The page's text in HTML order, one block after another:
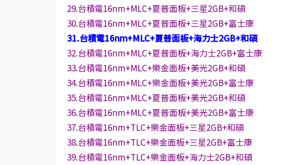
29.台積電16nm+MLC+夏普面板+三星2GB+和碩
30.台積電16nm+MLC+夏普面板+三星2GB+富士康
31.台積電16nm+MLC+夏普面板+海力士2GB+和碩
32.台積電16nm+MLC+夏普面板+海力士2GB+富士康
33.台積電16nm+MLC+樂金面板+美光2GB+和碩
34.台積電16nm+MLC+樂金面板+美光2GB+富士康
35.台積電16nm+MLC+夏普面板+美光2GB+和碩
36.台積電16nm+MLC+夏普面板+美光2GB+富士康
37.台積電16nm+TLC+樂金面板+三星2GB+和碩
38.台積電16nm+TLC+樂金面板+三星2GB+富士康
39.台積電16nm+TLC+樂金面板+海力士2GB+和碩